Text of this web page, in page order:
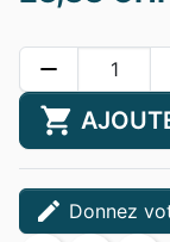
remove
shopping_cart
edit Donnez